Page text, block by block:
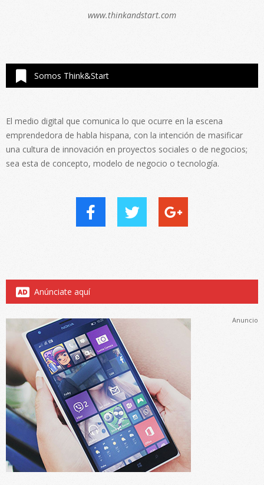
www.thinkandstart.com
Somos Think&Start
El medio digital que comunica lo que ocurre en la escena
emprendedora de habla hispana, con la intención de masificar
una cultura de innovación en proyectos sociales o de negocios;
sea esta de concepto, modelo de negocio o tecnología.
Anúnciate aquí
Anuncio